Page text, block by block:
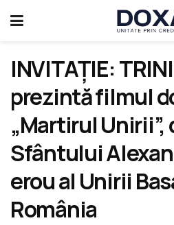
INVITAȚIE:
prezintă filmul
„Martirul
Sfântului
erou al Unirii
România